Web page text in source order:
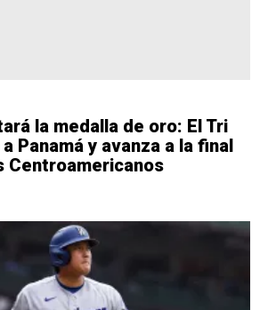
la medalla de oro: El Tri
Panamá y avanza a la final
Centroamericanos